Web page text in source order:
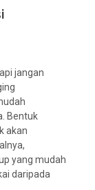
jangan
Bentuk
akan
yang mudah
daripada